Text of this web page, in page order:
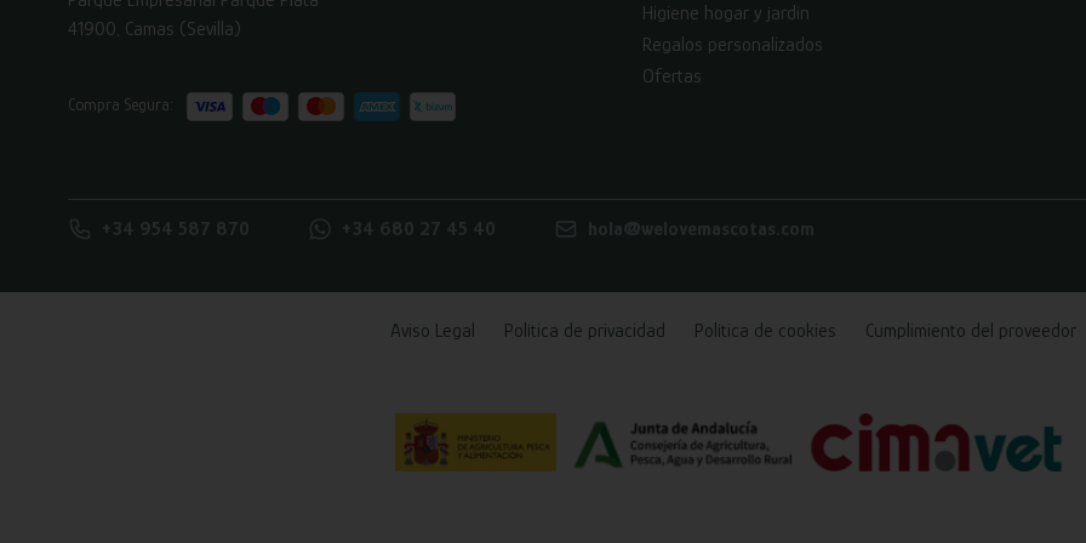
41900, Camas (Sevilla)
Compra Segura:
Higiene hogar y jardín
Regalos personalizados
Ofertas
+34 954 587 870 +34 680 27 45 40 hola@welovemascotas.com
Aviso Legal Política de privacidad Política de cookies Cumplimiento del proveedor